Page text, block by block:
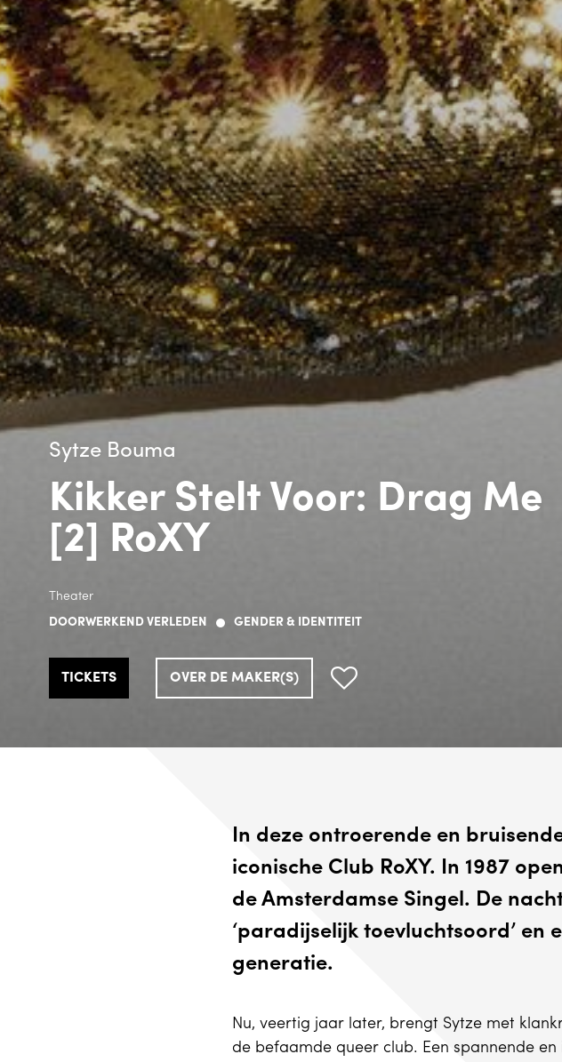
Kikker Stelt Voor: Drag Me
[2] RoXY
Sytze Bouma
Theater
DOORWERKEND VERLEDEN
GENDER & IDENTITEIT
TICKETS OVER DE MAKER(S)
In deze ontroerende en
iconische Club RoXY. In 1987
de Amsterdamse Singel. De
‘paradijselijk toevluchtsoord’ en
generatie.
Nu, veertig jaar later, brengt Sytze met
de befaamde queer club. Een spannende